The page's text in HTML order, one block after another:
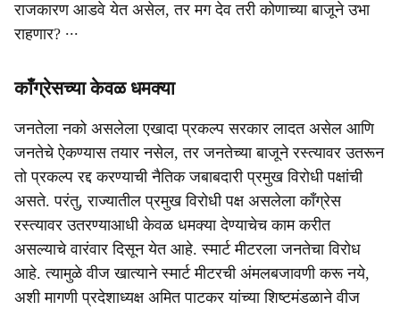
राजकारण आडवे येत असेल, तर मग देव तरी कोणाच्या बाजूने उभा
राहणार? ∙∙∙
काँग्रेसच्‍या केवळ धमक्‍या
जनतेला नको असलेला एखादा प्रकल्‍प सरकार लादत असेल आणि
जनतेचे ऐकण्‍यास तयार नसेल, तर जनतेच्‍या बाजूने रस्‍त्‍यावर उतरून
तो प्रकल्‍प रद्द करण्‍याची नैतिक जबाबदारी प्रमुख विरोधी पक्षांची
असते. परंतु, राज्‍यातील प्रमुख विरोधी पक्ष असलेला काँग्रेस
रस्‍त्‍यावर उतरण्‍याआधी केवळ धमक्‍या देण्‍याचेच काम करीत
असल्‍याचे वारंवार दिसून येत आहे. स्‍मार्ट मीटरला जनतेचा विरोध
आहे. त्‍यामुळे वीज खात्‍याने स्‍मार्ट मीटरची अंमलबजावणी करू नये,
अशी मागणी प्रदेशाध्‍यक्ष अमित पाटकर यांच्‍या शिष्‍टमंडळाने वीज